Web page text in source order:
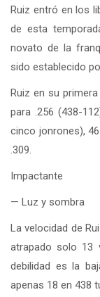
Ruiz entró en los
de esta
novato de la
sido establecido
Ruiz en su
para .256 (438-
cinco jonrones),
.309.
Impactante
— Luz y sombra
La velocidad de
atrapado solo 13
debilidad es la
apenas 18 en 438